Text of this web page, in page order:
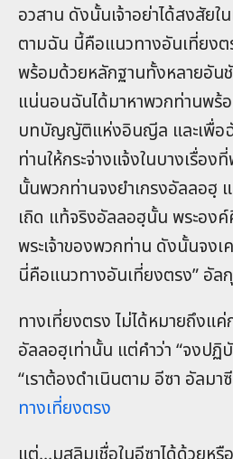
อวสาน ดังนั้นเจ้าอย่าได้สงสัย
ตามฉัน นี้คือแนวทางอันเที่ยงต
พร้อมด้วยหลักฐานทั้งหลายอันชั
แน่นอนฉันได้มาหาพวกท่านพร้
บทบัญญัติแห่งอินญีล และเพื่อฉั
ท่านให้กระจ่างแจ้งในบางเรื่อ
นั้นพวกท่านจงยำเกรงอัลลอฮฺ
เถิด แท้จริงอัลลอฮฺนั้น พระองค์
พระเจ้าของพวกท่าน ดังนั้นจงเ
นี่คือแนวทางอันเที่ยงตรง” อัล
ทางเที่ยงตรง ไม่ได้หมายถึงแค่
อัลลอฮฺเท่านั้น แต่คำว่า “จงป
“เราต้องดำเนินตาม อีซา อัลม
ทางเที่ยงตรง
แต่…มุสลิมเชื่อในอีซาได้ด้วยหรือ